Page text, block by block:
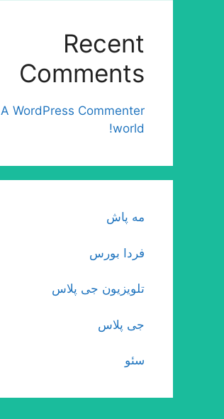
Recent
Comments
A WordPress Commenter
world!
مه پاش
فردا بورس
تلویزیون جی پلاس
جی پلاس
سئو